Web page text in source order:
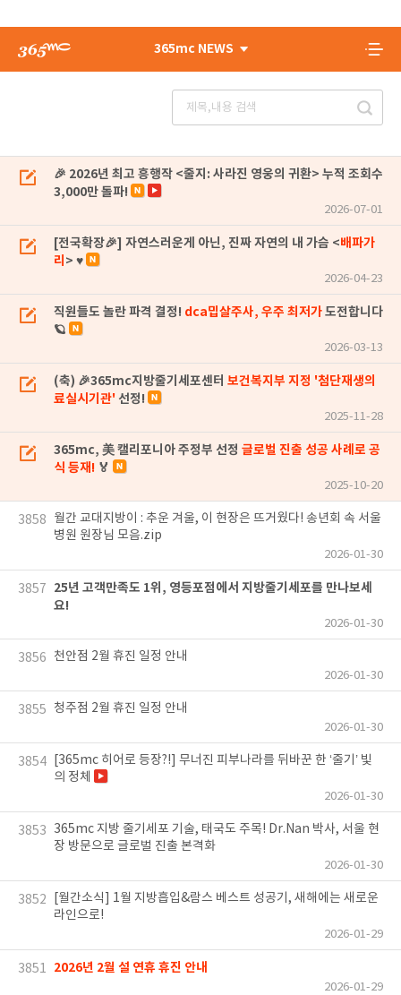
365mc NEWS
🎉 2026년 최고 흥행작 <줄지: 사라진 영웅의 귀환> 누적 조회수
3,000만 돌파!
2026-07-01
[전국확장🎉] 자연스러운게 아닌, 진짜 자연의 내 가슴 <배파가
리 > ♥
2026-04-23
직원들도 놀란 파격 결정! dca밉살주사, 우주 최저가도전합니다
🪐
2026-03-13
(축) 🎉365mc지방줄기세포센터 보건복지부 지정 '첨단재생의
료실시기관' 선정!
2025-11-28
365mc, 美 캘리포니아 주정부 선정 글로벌 진출 성공 사례로 공
식 등재! 🏅
2025-10-20
3858
월간 교대지방이 : 추운 겨울, 이 현장은 뜨거웠다! 송년회 속 서울
병원 원장님 모음.zip
2026-01-30
3857
25년 고객만족도 1위, 영등포점에서 지방줄기세포를 만나보세
요!
2026-01-30
3856 천안점 2월 휴진 일정 안내
2026-01-30
3855 청주점 2월 휴진 일정 안내
2026-01-30
3854
[365mc 히어로 등장?!] 무너진 피부나라를 뒤바꾼 한 ‘줄기’ 빛
의 정체
2026-01-30
3853
365mc 지방 줄기세포 기술, 태국도 주목! Dr.Nan 박사, 서울 현
장 방문으로 글로벌 진출 본격화
2026-01-30
3852
[월간소식] 1월 지방흡입&람스 베스트 성공기, 새해에는 새로운
라인으로!
2026-01-29
3851 2026년 2월 설 연휴 휴진 안내
2026-01-29